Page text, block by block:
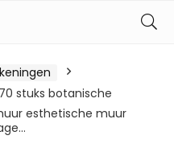
stuks botanische
esthetische muur